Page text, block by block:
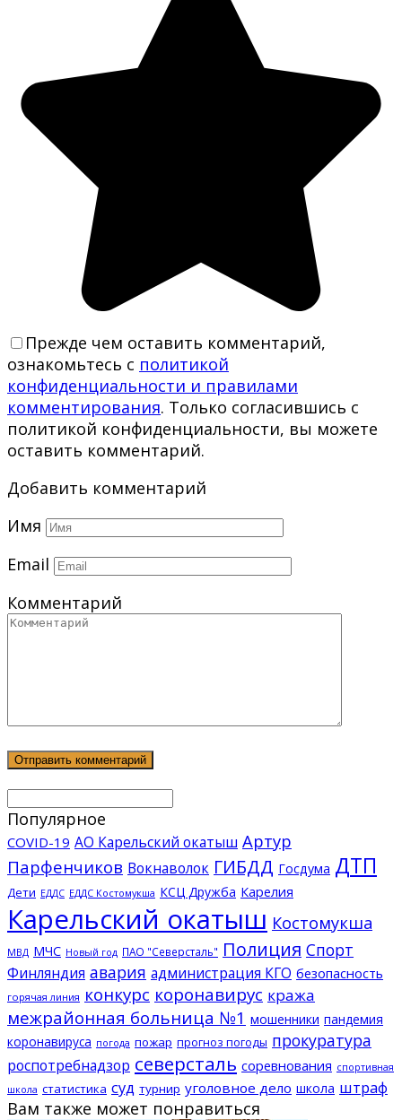
Прежде чем оставить комментарий,
ознакомьтесь с политикой
конфиденциальности и правилами
комментирования. Только согласившись с
политикой конфиденциальности, вы можете
оставить комментарий.
Добавить комментарий
Имя
Email
Комментарий
Популярное
COVID-19 АО Карельский окатыш Артур
Парфенчиков Вокнаволок ГИБДД Госдума ДТП
Дети ЕДДС ЕДДС Костомукша КСЦ Дружба Карелия
Карельский окатыш Костомукша
МВД МЧС Новый год ПАО "Северсталь" Полиция Спорт
Финляндия авария администрация КГО безопасность
горячая линия конкурс коронавирус кража
межрайонная больница №1 мошенники пандемия
коронавируса погода пожар прогноз погоды прокуратура
роспотребнадзор северсталь соревнования спортивная
школа статистика суд турнир уголовное дело школа штраф
Вам также может понравиться